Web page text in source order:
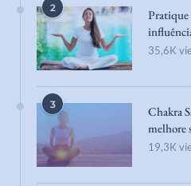
2
Pratique
35,6K
3
Chakra
melhore
19,3K